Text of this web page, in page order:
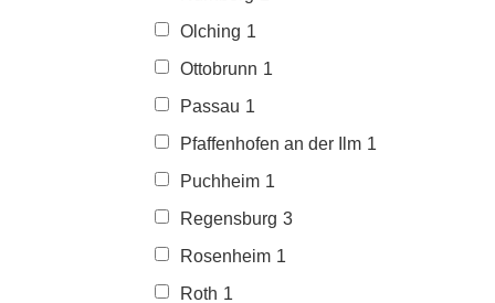
Olching 1
Ottobrunn 1
Passau 1
Pfaffenhofen an der Ilm 1
Puchheim 1
Regensburg 3
Rosenheim 1
Roth 1